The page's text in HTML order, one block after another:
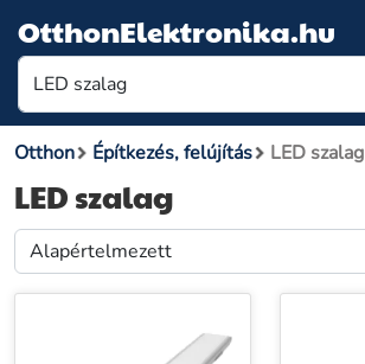
OtthonElektronika.hu
Otthon Építkezés, felújítás LED szalag
LED szalag